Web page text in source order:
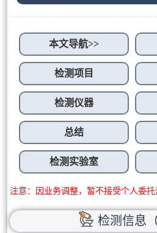
本文导航>>
检测项目
检测仪器
总结
检测实验室
注意：因业务调整，暂不接受个人委托
检测信息